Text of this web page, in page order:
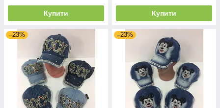
Купити Купити
–23% –23%